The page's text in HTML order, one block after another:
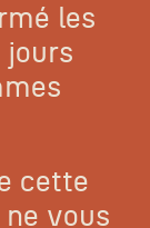
les
jours
cette
vous